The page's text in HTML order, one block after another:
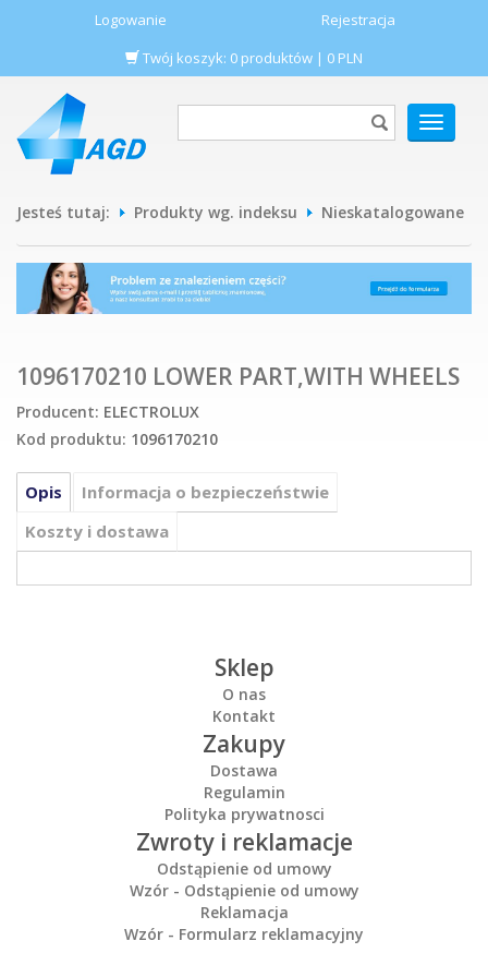
Logowanie
Rejestracja
Twój koszyk: 0 produktów | 0 PLN
POKAŻ
MENU
Jesteś tutaj: Produkty wg. indeksu Nieskatalogowane
1096170210 LOWER PART,WITH WHEELS
Producent: ELECTROLUX
Kod produktu: 1096170210
Opis
Informacja o bezpieczeństwie
Koszty i dostawa
Sklep
O nas
Kontakt
Zakupy
Dostawa
Regulamin
Polityka prywatnosci
Zwroty i reklamacje
Odstąpienie od umowy
Wzór - Odstąpienie od umowy
Reklamacja
Wzór - Formularz reklamacyjny